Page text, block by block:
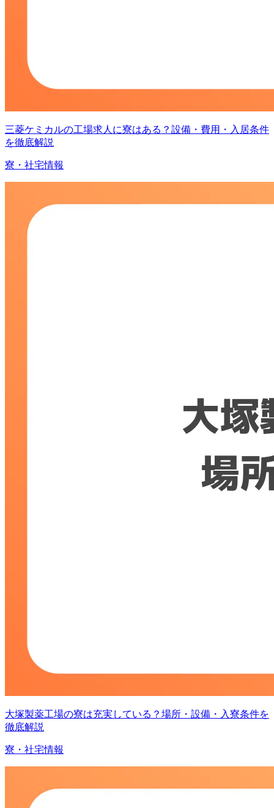
三菱ケミカルの工場求人に寮はある？設備・費用・入居条件
を徹底解説
寮・社宅情報
大塚製薬工場の寮は充実している？場所・設備・入寮条件を
徹底解説
寮・社宅情報